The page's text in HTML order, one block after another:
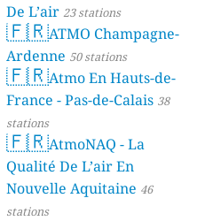
De L’air 23 stations
🇫🇷ATMO Champagne-
Ardenne 50 stations
🇫🇷Atmo En Hauts-de-
France - Pas-de-Calais 38
stations
🇫🇷AtmoNAQ - La
Qualité De L’air En
Nouvelle Aquitaine 46
stations